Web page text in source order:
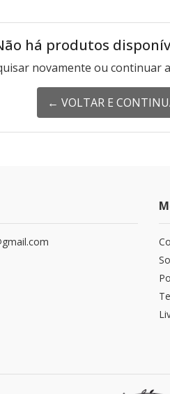
há produtos
novamente ou continuar
← VOLTAR E